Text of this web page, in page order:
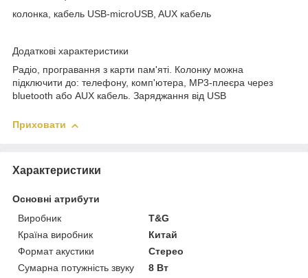
колонка, кабель USB-microUSB, AUX кабель
Додаткові характеристики
Радіо, програвання з карти пам'яті. Колонку можна
підключити до: телефону, комп'ютера, MP3-плеєра через
bluetooth або AUX кабель. Заряджання від USB
Приховати
Характеристики
Основні атрибути
Виробник
T&G
Країна виробник
Китай
Формат акустики
Стерео
Сумарна потужність звуку
8 Вт